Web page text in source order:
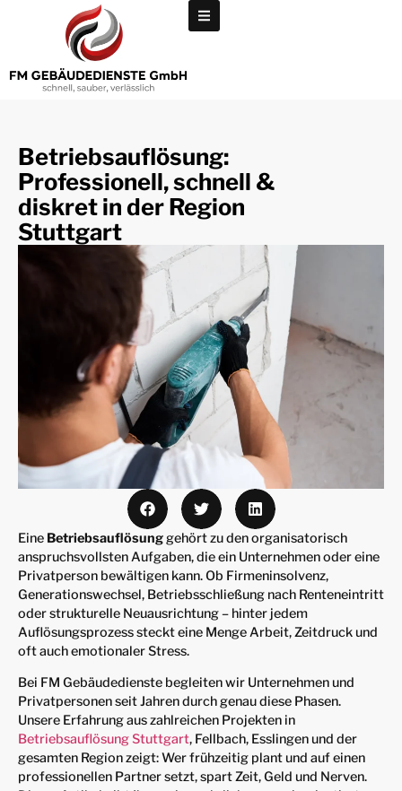
Betriebsauflösung:
Professionell, schnell &
diskret in der Region
Stuttgart
Eine Betriebsauflösunggehört zu den organisatorisch
anspruchsvollsten Aufgaben, die ein Unternehmen oder eine
Privatperson bewältigen kann. Ob Firmeninsolvenz,
Generationswechsel, Betriebsschließung nach Renteneintritt
oder strukturelle Neuausrichtung – hinter jedem
Auflösungsprozess steckt eine Menge Arbeit, Zeitdruck und
oft auch emotionaler Stress.
Bei FM Gebäudedienste begleiten wir Unternehmen und
Privatpersonen seit Jahren durch genau diese Phasen.
Unsere Erfahrung aus zahlreichen Projekten in
Betriebsauflösung Stuttgart, Fellbach, Esslingen und der
gesamten Region zeigt: Wer frühzeitig plant und auf einen
professionellen Partner setzt, spart Zeit, Geld und Nerven.